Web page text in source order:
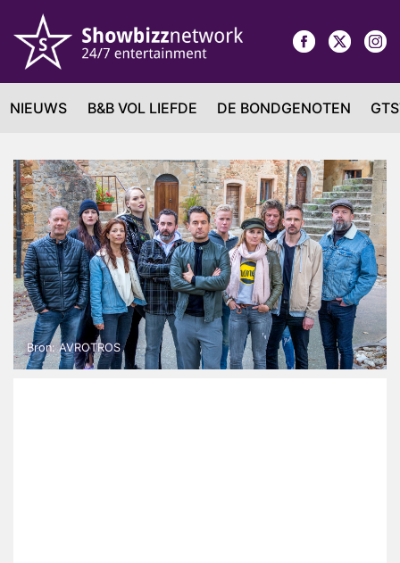
NIEUWS B&B VOL LIEFDE DE BONDGENOTEN
Bron: AVROTROS